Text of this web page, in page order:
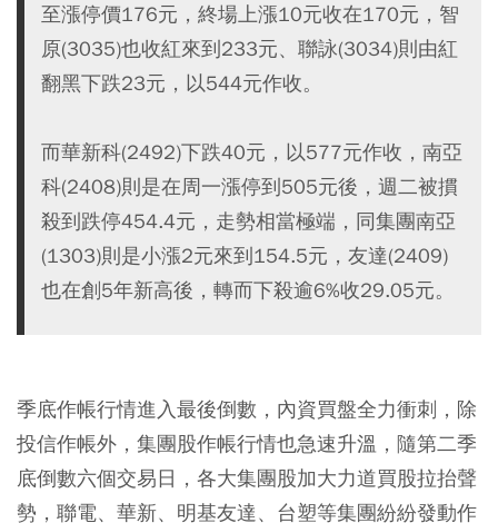
至漲停價176元，終場上漲10元收在170元，智
原(3035)也收紅來到233元、聯詠(3034)則由紅
翻黑下跌23元，以544元作收。
而華新科(2492)下跌40元，以577元作收，南亞
科(2408)則是在周一漲停到505元後，週二被摜
殺到跌停454.4元，走勢相當極端，同集團南亞
(1303)則是小漲2元來到154.5元，友達(2409)
也在創5年新高後，轉而下殺逾6%收29.05元。
季底作帳行情進入最後倒數，內資買盤全力衝刺，除
投信作帳外，集團股作帳行情也急速升溫，隨第二季
底倒數六個交易日，各大集團股加大力道買股拉抬聲
勢，聯電、華新、明基友達、台塑等集團紛紛發動作